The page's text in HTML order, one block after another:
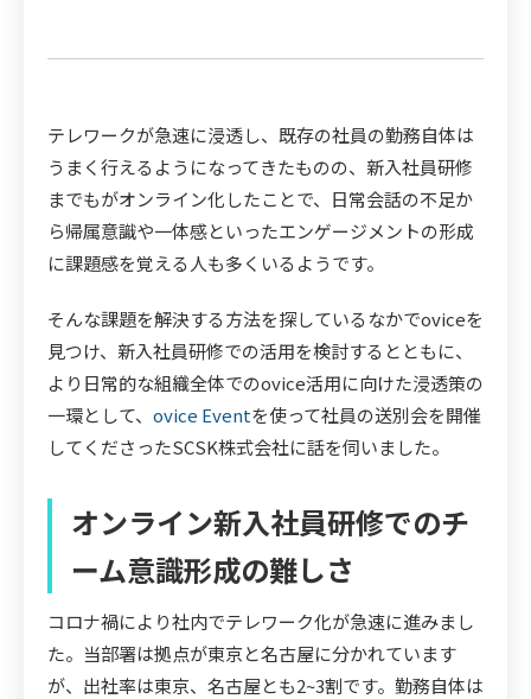
テレワークが急速に浸透し、既存の社員の勤務自体は
うまく行えるようになってきたものの、新入社員研修
までもがオンライン化したことで、日常会話の不足か
ら帰属意識や一体感といったエンゲージメントの形成
に課題感を覚える人も多くいるようです。
そんな課題を解決する方法を探しているなかでoviceを
見つけ、新入社員研修での活用を検討するとともに、
より日常的な組織全体でのovice活用に向けた浸透策の
一環として、 ovice Eventを使って社員の送別会を開催
してくださったSCSK株式会社に話を伺いました。
オンライン新入社員研修でのチ
ーム意識形成の難しさ
コロナ禍により社内でテレワーク化が急速に進みまし
た。当部署は拠点が東京と名古屋に分かれています
が、出社率は東京、名古屋とも2~3割です。勤務自体は